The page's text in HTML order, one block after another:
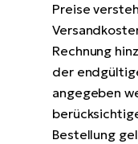
Preise
Rechnung
der
angegeben
Bestellung